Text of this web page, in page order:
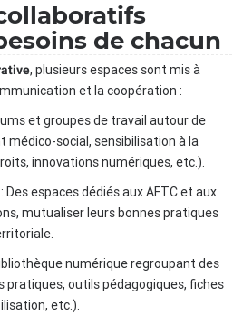
de chacun
, plusieurs espaces sont mis à
et la coopération :
et groupes de travail autour de
médico-social, sensibilisation à la
innovations numériques, etc.).
Des espaces dédiés aux AFTC et aux
mutualiser leurs bonnes pratiques
numérique regroupant des
outils pédagogiques, fiches
etc.).